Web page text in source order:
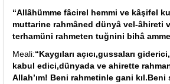
“Allâhümme fâcirel hemmi ve kâşifel
muttarine rahmâned dünyâ vel-âhireti
terhamüni rahmeten tuğnini bihâ
Meali:“Kaygıları açıcı,gussaları
kabul edici,dünyada ve ahirette
Allah’ım! Beni rahmetinle gani